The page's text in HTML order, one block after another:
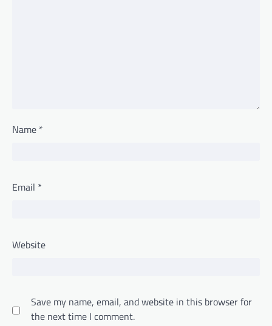
Name *
Email *
Website
Save my name, email, and website in this browser for
the next time I comment.